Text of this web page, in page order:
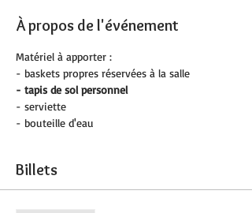
À propos de l'événement
Matériel à apporter :
- baskets propres réservées à la salle
- tapis de sol personnel
- serviette
- bouteille d'eau
Billets